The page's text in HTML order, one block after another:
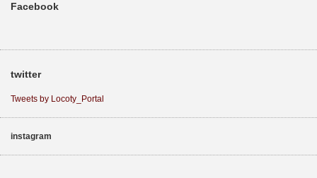
Facebook
twitter
Tweets by Locoty_Portal
instagram